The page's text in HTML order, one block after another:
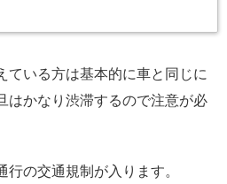
ている方は基本的に車と同じに
はかなり渋滞するので注意が必
の交通規制が入ります。